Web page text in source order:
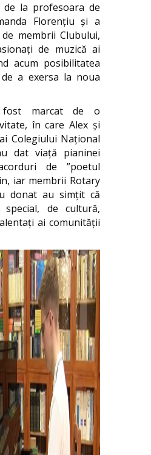
la profesoara de
Florențiu și a
membrii Clubului,
de muzică ai
acum posibilitatea
a exersa la noua
fost marcat de o
în care Alex și
Colegiului Național
dat viață pianinei
de ”poetul
iar membrii Rotary
donat au simțit că
de cultură,
ai comunității